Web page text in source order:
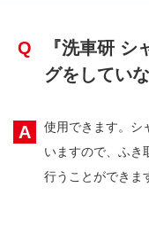
Q
『洗車研
グをしてい
A
使用できます。シ
いますので、ふき
行うことができま